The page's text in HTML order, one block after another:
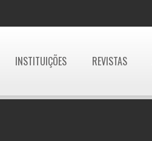
INSTITUIÇÕES REVISTAS